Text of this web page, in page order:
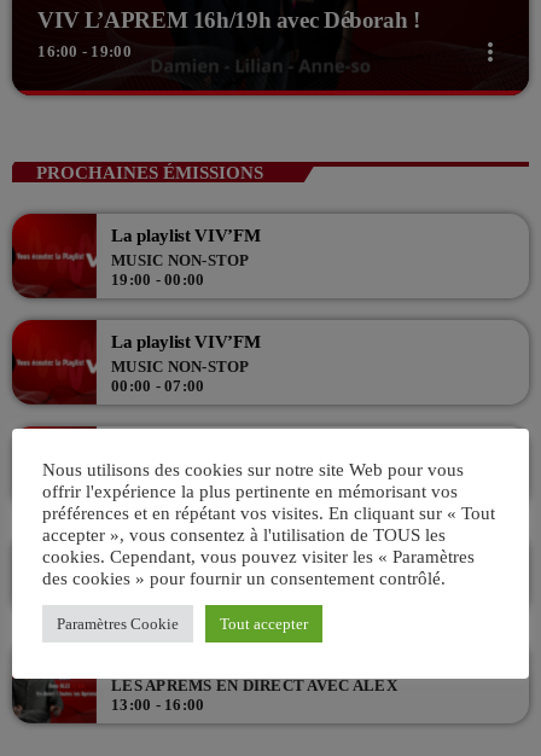
VIV L’APREM 16h/19h avec Déborah !
16:00 - 19:00 more_vert
vous accompagnent de bonne humeur sur le retour de l'école ou du
taff tous les jours de la semaine. En compagnie de Damien, Lilian et
Anne-so, leur mission ? vous donner le sourire en fin de journée.
PROCHAINES ÉMISSIONS
La playlist VIV’FM
MUSIC NON-STOP
19:00 - 00:00
La playlist VIV’FM
MUSIC NON-STOP
00:00 - 07:00
ANIMÉ PAR AKSEL
07:00 - 10:00
La playlist VIV’FM
MUSIC NON-STOP
LES APRÈMS EN DIRECT AVEC ALEX
13:00 - 16:00
Nous utilisons des cookies sur notre site Web pour vous
offrir l'expérience la plus pertinente en mémorisant vos
préférences et en répétant vos visites. En cliquant sur « Tout
accepter », vous consentez à l'utilisation de TOUS les
cookies. Cependant, vous pouvez visiter les « Paramètres
des cookies » pour fournir un consentement contrôlé.
Paramètres Cookie Tout accepter